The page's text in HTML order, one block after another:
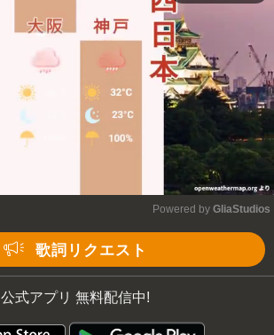
Powered by GliaStudios
歌詞リクエスト
公式アプリ 無料配信中!